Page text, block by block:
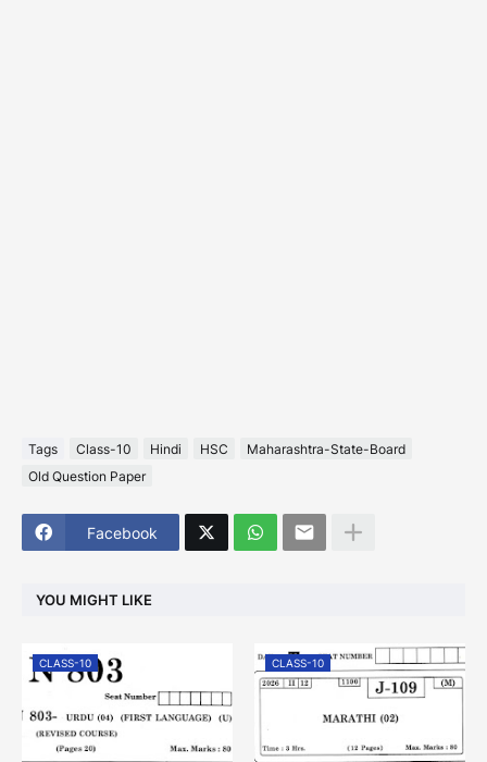
Tags Class-10 Hindi HSC
Maharashtra-State-Board
Old Question Paper
Facebook
YOU MIGHT LIKE
CLASS-10 CLASS-10